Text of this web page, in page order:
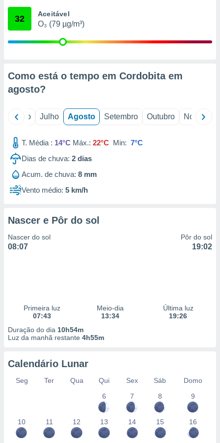
através
1199
32 Aceitável
O₃ (79 µg/m³)
Como está o tempo em Cordobita em
agosto?
Junho Julho Agosto Setembro Outubro Novembro
T. Média : 14°C Máx.: 22°C Min: 7°C
Dias de chuva: 2 dias
Acum. de chuva: 8 mm
Vento médio: 5 km/h
Nascer e Pôr do sol
Nascer do sol
08:07
Pôr do sol
19:02
Primeira luz
07:43
Meio-dia
13:34
Última luz
19:26
Duração do dia 10h54m
Luz da manhã restante 4h55m
Calendário Lunar
Seg Ter Qua Qui Sex Sáb
Domo
6
7 8 9
10 11 12 13 14 15 16